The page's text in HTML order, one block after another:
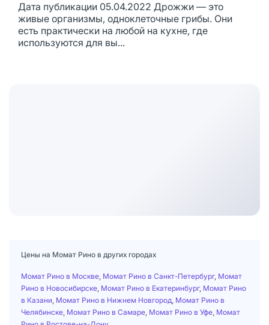
Дата публикации 05.04.2022 Дрожжи — это
живые организмы, одноклеточные грибы. Они
есть практически на любой на кухне, где
используются для вы...
Цены на Момат Рино в других городах
Момат Рино в Москве Момат Рино в Санкт-Петербург, Момат
Рино в Новосибирске Момат Рино в Екатеринбург, Момат Рино
в Казани Момат Рино в Нижнем Новгород Момат Рино в
Челябинске Момат Рино в Самаре Момат Рино в Уфе Момат